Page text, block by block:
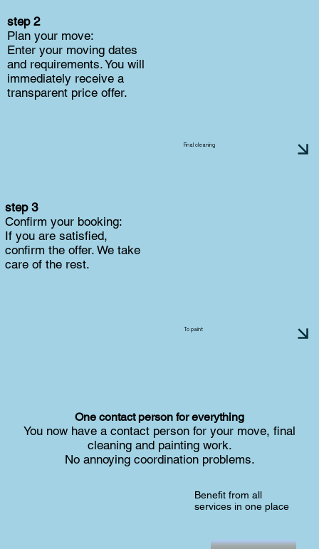
step 2
Plan your move:
Enter your moving dates
and requirements. You will
immediately receive a
transparent price offer.
step 3
Confirm your booking:
If you are satisfied,
confirm the offer. We take
care of the rest.
Final cleaning
To paint
One contact person for everything
You now have a contact person for your move, final
cleaning and painting work.
No annoying coordination problems.
Benefit from all
services in one place